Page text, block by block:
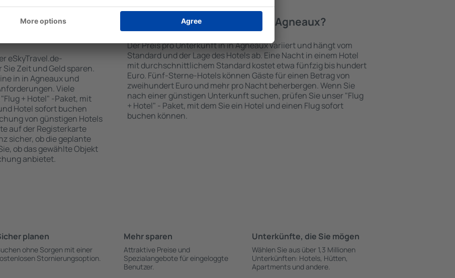
gebucht
eSkyTravel.de-
Zeit und Geld sparen.
in in Agneaux und
Viele
+ Hotel" -Paket, mit
Hotel sofort buchen
von günstigen Hotels
auf der Registerkarte
sicher, ob die geplante
ob das gewählte Objekt
anbietet.
Wie viel kostet ein Hotel in in Agneaux?
Der Preis pro Unterkunft in in Agneaux variiert und hängt vom
Standard und der Lage des Hotels ab. Eine Nacht in einem Hotel
mit durchschnittlichem Standard kostet etwa fünfzig bis hundert
Euro. Fünf-Sterne-Hotels können Gäste für einen Betrag von
zweihundert Euro und mehr pro Nacht beherbergen. Wenn Sie
nach einer günstigen Unterkunft suchen, prüfen Sie unser "Flug
+ Hotel" - Paket, mit dem Sie ein Hotel und einen Flug sofort
buchen können.
planen
ohne Sorgen mit einer
Stornierungsoption.
Mehr sparen
Attraktive Preise und
Spezialangebote für eingeloggte
Benutzer.
Unterkünfte, die Sie mögen
Wählen Sie aus über 1,3 Millionen
Unterkünften: Hotels, Hütten,
Apartments und andere.